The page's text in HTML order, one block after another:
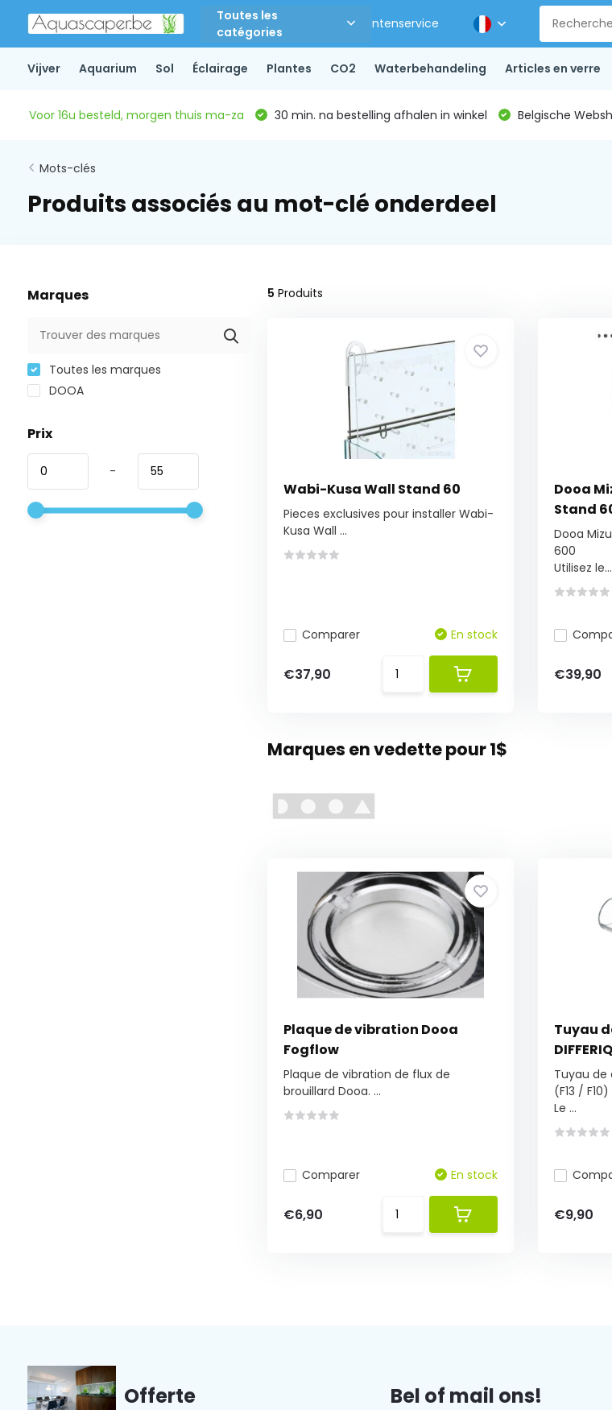
Toutes les
catégories
Klantenservice
Vijver Aquarium Sol Éclairage Plantes CO2 Waterbehandeling Articles en verre
Voor 16u besteld, morgen thuis ma-za 30 min. na bestelling afhalen in winkel Belgische
Mots-clés
Produits associés au mot-clé onderdeel
Marques
Toutes les marques
DOOA
Prix
-
5 Produits
Wabi-Kusa Wall Stand 60
Pieces exclusives pour installer Wabi-
Kusa Wall ...
Comparer En stock
€37,90
Dooa
Stand
Dooa
600
Utilisez le...
€39,90
Marques en vedette pour 1$
Plaque de vibration Dooa
Fogflow
Plaque de vibration de flux de
brouillard Dooa. ...
Comparer En stock
€6,90
Tuyau
Tuyau de
(F13 / F10)
Le ...
€9,90
Offerte Bel of mail ons!